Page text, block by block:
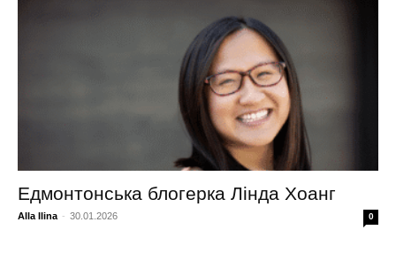
Едмонтонська блогерка Лінда Хоанг
Alla Ilina - 30.01.2026 0